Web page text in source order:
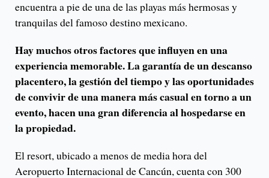
encuentra a pie de una de las playas más hermosas y
tranquilas del famoso destino mexicano.
Hay muchos otros factores que influyen en una
experiencia memorable. La garantía de un descanso
placentero, la gestión del tiempo y las oportunidades
de convivir de una manera más casual en torno a un
evento, hacen una gran diferencia al hospedarse en
la propiedad.
El resort, ubicado a menos de media hora del
Aeropuerto Internacional de Cancún, cuenta con 300